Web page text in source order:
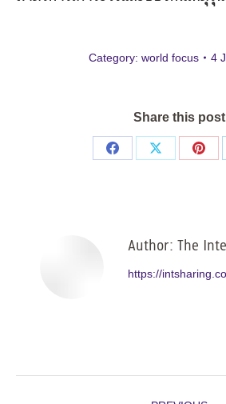
Category: world focus 4
Share this post
Share
Share
Author: The
https://intsharing.co